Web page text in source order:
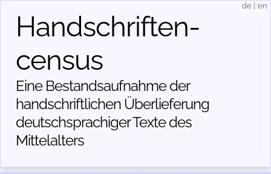
Handschriften­
census
Eine Bestandsaufnahme der
handschriftlichen Über­lieferung
deutschsprachiger Texte des
Mittelalters
de en